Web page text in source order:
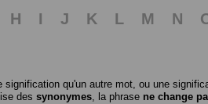
H I J K L M N
qu'un autre mot, ou une
des synonymes, la phrase ne change